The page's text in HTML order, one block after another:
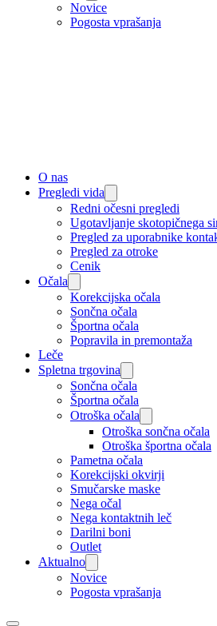
Novice
Pogosta vprašanja
O nas
Pregledi vida
Redni očesni pregledi
Ugotavljanje skotopičnega
Pregled za uporabnike
Pregled za otroke
Cenik
Očala
Korekcijska očala
Sončna očala
Športna očala
Popravila in premontaža
Leče
Spletna trgovina
Sončna očala
Športna očala
Otroška očala
Otroška sončna očala
Otroška športna očala
Pametna očala
Korekcijski okvirji
Smučarske maske
Nega očal
Nega kontaktnih leč
Darilni boni
Outlet
Aktualno
Novice
Pogosta vprašanja